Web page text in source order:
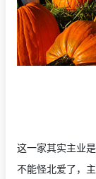
这一家其实主业
不能怪北爱了，